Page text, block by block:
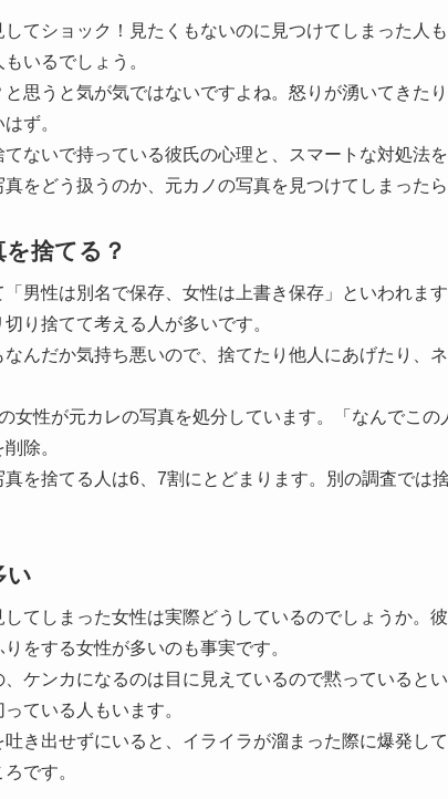
てショック！見たくもないのに見つけてしまった人
いるでしょう。
と思うと気が気ではないですよね。怒りが湧いてきた
ず。
ないで持っている彼氏の心理と、スマートな対処法を
をどう扱うのか、元カノの写真を見つけてしまった
捨てる？
男性は別名で保存、女性は上書き保存」といわれま
り捨てて考える人が多いです。
んだか気持ち悪いので、捨てたり他人にあげたり、
女性が元カレの写真を処分しています。「なんでこ
除。
を捨てる人は6、7割にとどまります。別の調査では
い
てしまった女性は実際どうしているのでしょうか。
をする女性が多いのも事実です。
ケンカになるのは目に見えているので黙っていると
ている人もいます。
き出せずにいると、イライラが溜まった際に爆発し
です。